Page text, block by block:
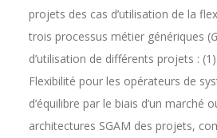
projets des cas d’utilisation de la
trois processus métier génériques (
d’utilisation de différents projets :
Flexibilité pour les opérateurs de
d’équilibre par le biais d’un
architectures SGAM des projets,